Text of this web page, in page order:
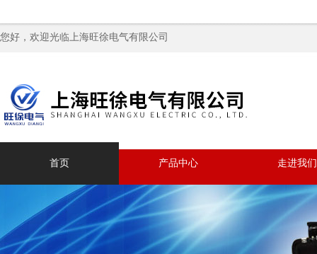
您好，欢迎光临上海旺徐电气有限公司
首页 产品中心 走进我们